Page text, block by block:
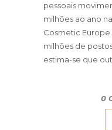
pessoais
milhões ao ano
Cosmetic
milhões de
estima-se que
0